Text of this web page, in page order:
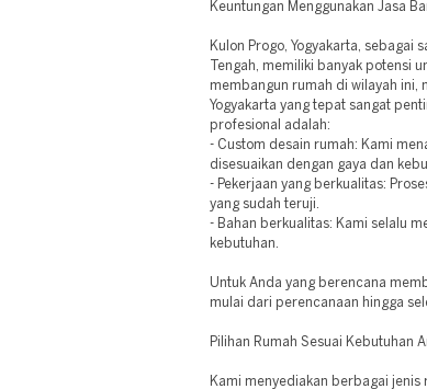
Keuntungan Menggunakan Jasa
Kulon Progo, Yogyakarta, sebagai
Tengah, memiliki banyak potensi
membangun rumah di wilayah ini,
Yogyakarta yang tepat sangat
profesional adalah:
- Custom desain rumah: Kami
disesuaikan dengan gaya dan
- Pekerjaan yang berkualitas:
yang sudah teruji.
- Bahan berkualitas: Kami selalu
kebutuhan.
Untuk Anda yang berencana
mulai dari perencanaan hingga
Pilihan Rumah Sesuai Kebutuhan
Kami menyediakan berbagai